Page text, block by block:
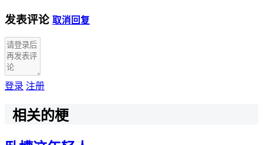
发表评论 取消回复
登录 注册
相关的梗